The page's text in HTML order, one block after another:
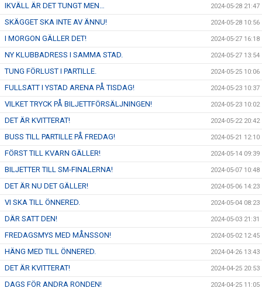
IKVÄLL ÄR DET TUNGT MEN… 2024-05-28 21:47
SKÄGGET SKA INTE AV ÄNNU! 2024-05-28 10:56
I MORGON GÄLLER DET! 2024-05-27 16:18
NY KLUBBADRESS I SAMMA STAD. 2024-05-27 13:54
TUNG FÖRLUST I PARTILLE. 2024-05-25 10:06
FULLSATT I YSTAD ARENA PÅ TISDAG! 2024-05-23 10:37
VILKET TRYCK PÅ BILJETTFÖRSÄLJNINGEN! 2024-05-23 10:02
DET ÄR KVITTERAT! 2024-05-22 20:42
BUSS TILL PARTILLE PÅ FREDAG! 2024-05-21 12:10
FÖRST TILL KVARN GÄLLER! 2024-05-14 09:39
BILJETTER TILL SM-FINALERNA! 2024-05-07 10:48
DET ÄR NU DET GÄLLER! 2024-05-06 14:23
VI SKA TILL ÖNNERED. 2024-05-04 08:23
DÄR SATT DEN! 2024-05-03 21:31
FREDAGSMYS MED MÅNSSON! 2024-05-02 12:45
HÄNG MED TILL ÖNNERED. 2024-04-26 13:43
DET ÄR KVITTERAT! 2024-04-25 20:53
DAGS FÖR ANDRA RONDEN! 2024-04-25 11:05